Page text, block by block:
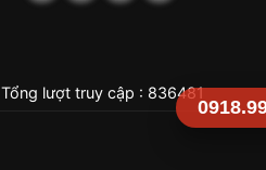
Tổng lượt truy cập : 836481